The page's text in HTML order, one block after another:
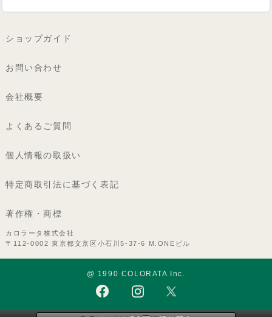
ショップガイド
お問い合わせ
会社概要
よくあるご質問
個人情報の取扱い
特定商取引法に基づく表記
著作権・商標
カロラータ株式会社
〒112-0002 東京都文京区小石川5-37-6 M.ONEビル
@ 1990 COLORATA Inc.